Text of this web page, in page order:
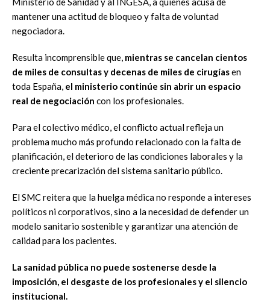
mantener una actitud de bloqueo y falta de voluntad
negociadora.
Resulta incomprensible que, mientras se cancelan cientos
de miles de consultas y decenas de miles de cirugíasen
toda España, el ministerio continúe sin abrir un espacio
real de negociación con los profesionales.
Para el colectivo médico, el conflicto actual refleja un
problema mucho más profundo relacionado con la falta de
planificación, el deterioro de las condiciones laborales y la
creciente precarización del sistema sanitario público.
El SMC reitera que la huelga médica no responde a intereses
políticos ni corporativos, sino a la necesidad de defender un
modelo sanitario sostenible y garantizar una atención de
calidad para los pacientes.
La sanidad pública no puede sostenerse desde la
imposición, el desgaste de los profesionales y el silencio
institucional.